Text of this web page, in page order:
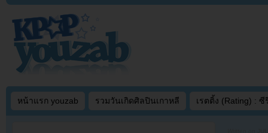
หน้าแรก youzab รวมวันเกิดศิลปินเกาหลี เรตติ้ง (Rating) : ซี